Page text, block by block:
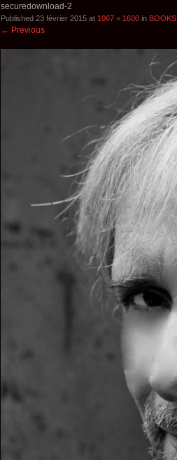
securedownload-2
Published 23 février 2015 at 1067 × 1600 in BOOKS
← Previous